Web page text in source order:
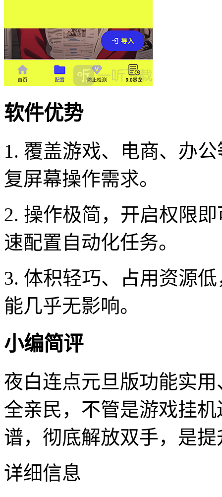
软件优势
1. 覆盖游戏、电商、办
复屏幕操作需求。
2. 操作极简，开启权限
速配置自动化任务。
3. 体积轻巧、占用资源
能几乎无影响。
小编简评
夜白连点元旦版功能实
全亲民，不管是游戏挂
谱，彻底解放双手，是
详细信息